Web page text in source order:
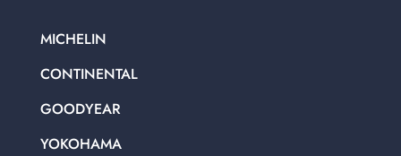
MICHELIN
CONTINENTAL
GOODYEAR
YOKOHAMA